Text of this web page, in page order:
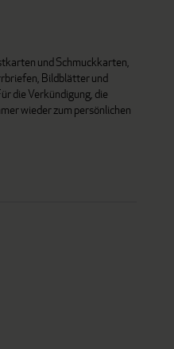
und Schmuckkarten,
Bildblätter und
die Verkündigung, die
wieder zum persönlichen